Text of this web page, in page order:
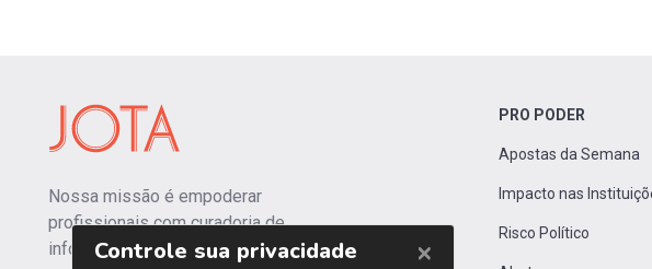
Nossa missão é empoderar
profissionais com curadoria de
informações independentes e
PRO PODER
Apostas da Semana
Impacto nas
Risco Político